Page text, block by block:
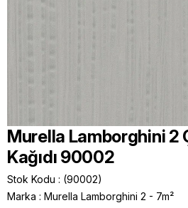
Murella Lamborghini 2
Kağıdı 90002
Stok Kodu
(90002)
Marka : Murella Lamborghini 2 - 7m²